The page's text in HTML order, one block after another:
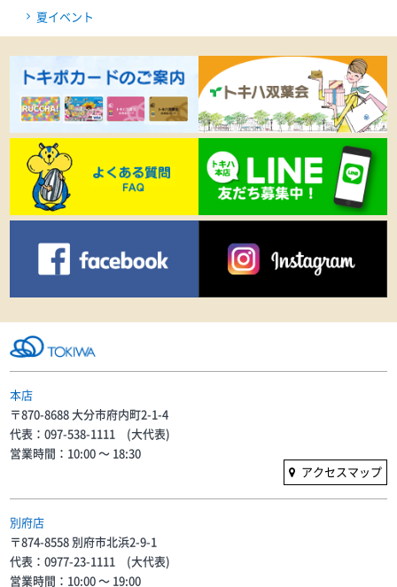
夏イベント
本店
〒870-8688 大分市府内町2-1-4
代表：097-538-1111 (大代表)
営業時間：10:00 〜 18:30
アクセスマップ
別府店
〒874-8558 別府市北浜2-9-1
代表：0977-23-1111 (大代表)
営業時間：10:00 〜 19:00